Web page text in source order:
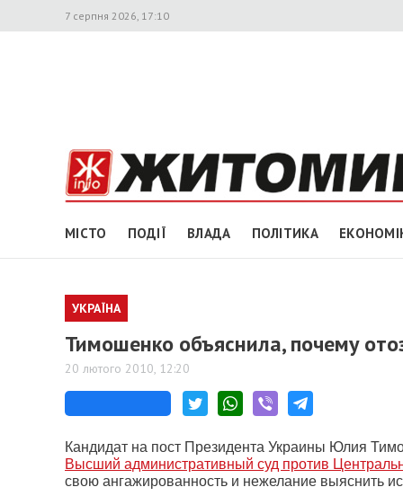
7 серпня 2026, 17:10
МІСТО ПОДІЇ ВЛАДА ПОЛІТИКА
УКРАЇНА
Тимошенко объяснила, почему
20 лютого 2010, 12:20
Кандидат на пост Президента Украины Юлия
Высший административный суд против
свою ангажированность и нежелание выяснить